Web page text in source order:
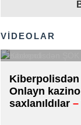
Azərbaycanda
saxlanıldı –
Tiktoker
VİDEOLAR
Kiberpolisdən
Onlayn
saxlanıldılar –